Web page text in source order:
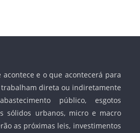
e o que acontecerá para
direta ou indiretamente
público, esgotos
sólidos urbanos, micro e macro
as próximas leis, investimentos